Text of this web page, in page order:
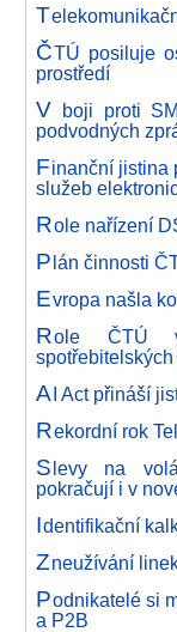
T
ČTÚ posiluje
prostředí
V boji proti
podvodných
Finanční jistina
služeb
Role nařízení
Plán činnosti
Evropa našla
Role ČTÚ v
spotřebitelských
AI Act přináší
Rekordní rok
Slevy na
pokračují i v
Identifikační
Zneužívání
Podnikatelé si
a P2B